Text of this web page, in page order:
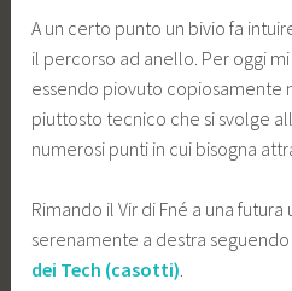
A un certo punto un bivio fa
il percorso ad anello. Per oggi
essendo piovuto copiosamente
piuttosto tecnico che si svolge
numerosi punti in cui bisogna
Rimando il Vir di Fné a una
serenamente a destra
dei Tech (casotti).